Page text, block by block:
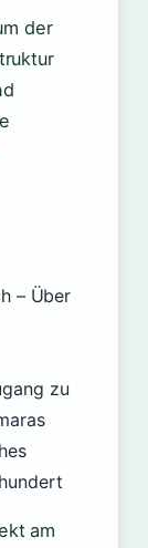
der
– Über
zu
am